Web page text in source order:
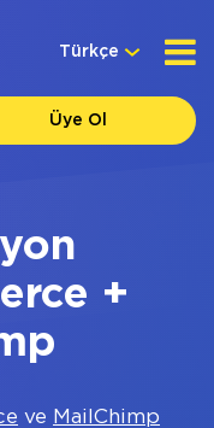
Türkçe
Üye Ol
+
ve MailChimp